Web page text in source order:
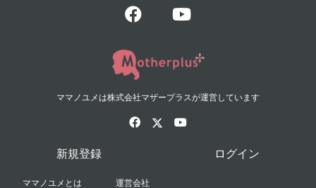
ママノユメは株式会社マザープラスが運営しています
新規登録 ログイン
ママノユメとは 運営会社